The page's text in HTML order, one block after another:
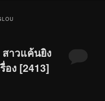
สาวแค้นยิง
อง [2413]